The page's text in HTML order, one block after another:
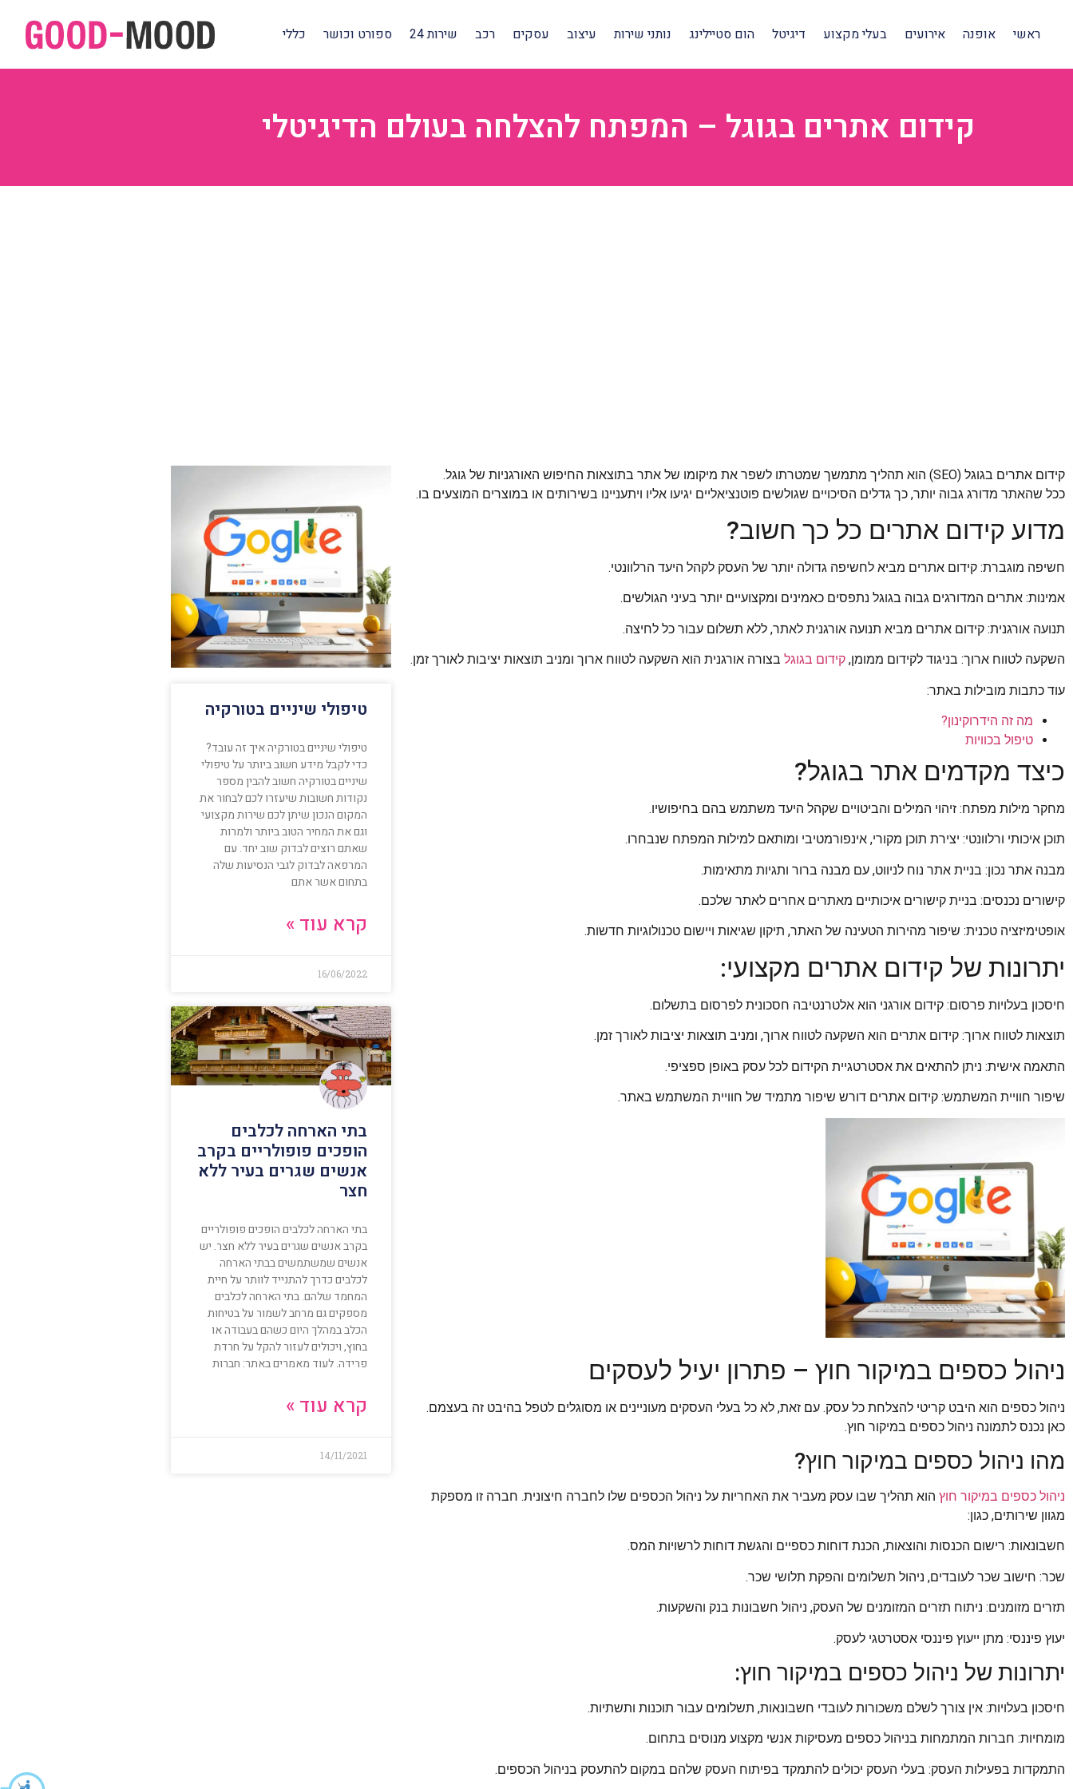
ראשי אופנה אירועים בעלי מקצוע דיגיטל הום סטיילינג נותני שירות עיצוב עסקים רכב שירות 24 ספורט וכושר כללי
קידום אתרים בגוגל – המפתח להצלחה בעולם הדיגיטלי
קידום אתרים בגוגל (SEO) הוא תהליך מתמשך שמטרתו לשפר את מיקומו של אתר בתוצאות החיפוש האורגניות של גוגל.
ככל שהאתר מדורג גבוה יותר, כך גדלים הסיכויים שגולשים פוטנציאליים יגיעו אליו ויתעניינו בשירותים או במוצרים המוצעים בו.
מדוע קידום אתרים כל כך חשוב?
חשיפה מוגברת: קידום אתרים מביא לחשיפה גדולה יותר של העסק לקהל היעד הרלוונטי.
אמינות: אתרים המדורגים גבוה בגוגל נתפסים כאמינים ומקצועיים יותר בעיני הגולשים.
תנועה אורגנית: קידום אתרים מביא תנועה אורגנית לאתר, ללא תשלום עבור כל לחיצה.
השקעה לטווח ארוך: בניגוד לקידום ממומן, קידום בגוגל בצורה אורגנית הוא השקעה לטווח ארוך ומניב תוצאות יציבות לאורך זמן.
עוד כתבות מובילות באתר:
מה זה הידרוקינון?
טיפול בכוויות
כיצד מקדמים אתר בגוגל?
מחקר מילות מפתח: זיהוי המילים והביטויים שקהל היעד משתמש בהם בחיפושיו.
תוכן איכותי ורלוונטי: יצירת תוכן מקורי, אינפורמטיבי ומותאם למילות המפתח שנבחרו.
מבנה אתר נכון: בניית אתר נוח לניווט, עם מבנה ברור ותגיות מתאימות.
קישורים נכנסים: בניית קישורים איכותיים מאתרים אחרים לאתר שלכם.
אופטימיזציה טכנית: שיפור מהירות הטעינה של האתר, תיקון שגיאות ויישום טכנולוגיות חדשות.
יתרונות של קידום אתרים מקצועי:
חיסכון בעלויות פרסום: קידום אורגני הוא אלטרנטיבה חסכונית לפרסום בתשלום.
תוצאות לטווח ארוך: קידום אתרים הוא השקעה לטווח ארוך, ומניב תוצאות יציבות לאורך זמן.
התאמה אישית: ניתן להתאים את אסטרטגיית הקידום לכל עסק באופן ספציפי.
שיפור חוויית המשתמש: קידום אתרים דורש שיפור מתמיד של חוויית המשתמש באתר.
ניהול כספים במיקור חוץ – פתרון יעיל לעסקים
ניהול כספים הוא היבט קריטי להצלחת כל עסק. עם זאת, לא כל בעלי העסקים מעוניינים או מסוגלים לטפל בהיבט זה בעצמם.
כאן נכנס לתמונה ניהול כספים במיקור חוץ.
מהו ניהול כספים במיקור חוץ?
ניהול כספים במיקור חוץ הוא תהליך שבו עסק מעביר את האחריות על ניהול הכספים שלו לחברה חיצונית. חברה זו מספקת
מגוון שירותים, כגון:
חשבונאות: רישום הכנסות והוצאות, הכנת דוחות כספיים והגשת דוחות לרשויות המס.
שכר: חישוב שכר לעובדים, ניהול תשלומים והפקת תלושי שכר.
תזרים מזומנים: ניתוח תזרים המזומנים של העסק, ניהול חשבונות בנק והשקעות.
יעוץ פיננסי: מתן ייעוץ פיננסי אסטרטגי לעסק.
יתרונות של ניהול כספים במיקור חוץ:
חיסכון בעלויות: אין צורך לשלם משכורות לעובדי חשבונאות, תשלומים עבור תוכנות ותשתיות.
מומחיות: חברות המתמחות בניהול כספים מעסיקות אנשי מקצוע מנוסים בתחום.
התמקדות בפעילות העסק: בעלי העסק יכולים להתמקד בפיתוח העסק שלהם במקום להתעסק בניהול הכספים.
טיפולי שיניים בטורקיה
טיפולי שיניים בטורקיה איך זה עובד?
כדי לקבל מידע חשוב ביותר על טיפולי
שיניים בטורקיה חשוב להבין מספר
נקודות חשובות שיעזרו לכם לבחור את
המקום הנכון שיתן לכם שירות מקצועי
וגם את המחיר הטוב ביותר ולמרות
שאתם רוצים לבדוק שוב יחד. עם
המרפאה לבדוק לגבי הנסיעות שלה
בתחום אשר אתם
קרא עוד »
16/06/2022
בתי הארחה לכלבים
הופכים פופולריים בקרב
אנשים שגרים בעיר ללא
חצר
בתי הארחה לכלבים הופכים פופולריים
בקרב אנשים שגרים בעיר ללא חצר. יש
אנשים שמשתמשים בבתי הארחה
לכלבים כדרך להתנייד לוותר על חיית
המחמד שלהם. בתי הארחה לכלבים
מספקים גם מרחב לשמור על בטיחות
הכלב במהלך היום כשהם בעבודה או
בחוץ, ויכולים לעזור להקל על חרדת
פרידה. לעוד מאמרים באתר: חברות
קרא עוד »
14/11/2021